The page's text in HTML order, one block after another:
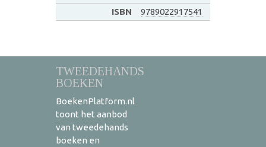
ISBN
9789022917541
TWEEDEHANDS
BOEKEN
BoekenPlatform.nl
toont het aanbod
van tweedehands
boeken en